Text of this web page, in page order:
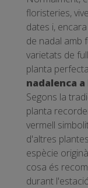
floristeries,
dates i,
de nadal amb
varietats de
planta
nadalenca
Segons la
planta
vermell
d'altres
espècie
cosa és
durant